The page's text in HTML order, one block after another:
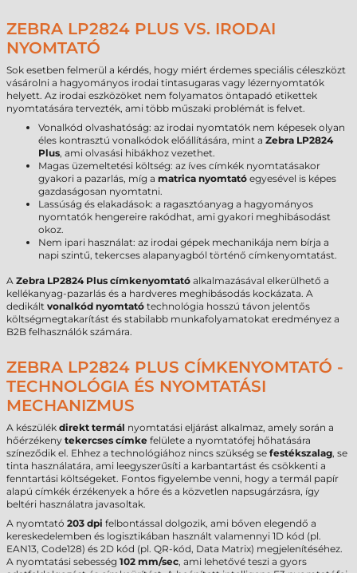
ZEBRA LP2824 PLUS VS. IRODAI
NYOMTATÓ
Sok esetben felmerül a kérdés, hogy miért érdemes speciális céleszközt
vásárolni a hagyományos irodai tintasugaras vagy lézernyomtatók
helyett. Az irodai eszközöket nem folyamatos öntapadó etikettek
nyomtatására tervezték, ami több műszaki problémát is felvet.
Vonalkód olvashatóság: az irodai nyomtatók nem képesek olyan
éles kontrasztú vonalkódok előállítására, mint a Zebra LP2824
Plus, ami olvasási hibákhoz vezethet.
Magas üzemeltetési költség: az íves címkék nyomtatásakor
gyakori a pazarlás, míg a matrica nyomtató egyesével is képes
gazdaságosan nyomtatni.
Lassúság és elakadások: a ragasztóanyag a hagyományos
nyomtatók hengereire rakódhat, ami gyakori meghibásodást
okoz.
Nem ipari használat: az irodai gépek mechanikája nem bírja a
napi szintű, tekercses alapanyagból történő címkenyomtatást.
A Zebra LP2824 Plus címkenyomtató alkalmazásával elkerülhető a
kellékanyag-pazarlás és a hardveres meghibásodás kockázata. A
dedikált vonalkód nyomtató technológia hosszú távon jelentős
költségmegtakarítást és stabilabb munkafolyamatokat eredményez a
B2B felhasználók számára.
ZEBRA LP2824 PLUS CÍMKENYOMTATÓ -
TECHNOLÓGIA ÉS NYOMTATÁSI
MECHANIZMUS
A készülék direkt termál nyomtatási eljárást alkalmaz, amely során a
hőérzékeny tekercses címke felülete a nyomtatófej hőhatására
színeződik el. Ehhez a technológiához nincs szükség se festékszalag, se
tinta használatára, ami leegyszerűsíti a karbantartást és csökkenti a
fenntartási költségeket. Fontos figyelembe venni, hogy a termál papír
alapú címkék érzékenyek a hőre és a közvetlen napsugárzásra, így
beltéri használatra javasoltak.
A nyomtató 203 dpi felbontással dolgozik, ami bőven elegendő a
kereskedelemben és logisztikában használt valamennyi 1D kód (pl.
EAN13, Code128) és 2D kód (pl. QR-kód, Data Matrix) megjelenítéséhez.
A nyomtatási sebesség 102 mm/sec, ami lehetővé teszi a gyors